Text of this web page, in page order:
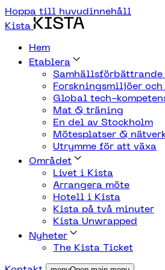
Hoppa till huvudinnehåll
Kista
Hem
Etablera
Forskningsmiljöer
Global tech-
Mat & träning
En del av Stockholm
Mötesplatser &
Utrymme för att växa
Området
Livet i Kista
Arrangera möte
Hotell i Kista
Kista på två minuter
Kista Unwrapped
Nyheter
The Kista Ticket